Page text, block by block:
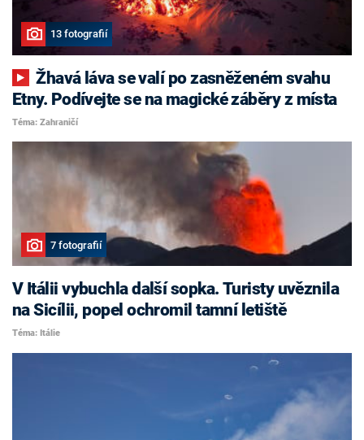
13 fotografií
Žhavá láva se valí po zasněženém svahu
Etny. Podívejte se na magické záběry z místa
Téma: Zahraničí
7 fotografií
V Itálii vybuchla další sopka. Turisty uvěznila
na Sicílii, popel ochromil tamní letiště
Téma: Itálie